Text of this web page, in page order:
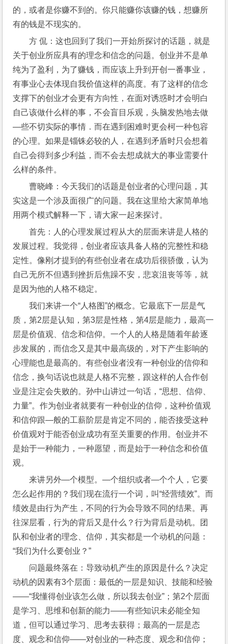
的，或者是你赚不到的。你只能赚你该赚的钱，想赚所
有的钱是不现实的。
方 侃：这也回到了我们一开始所探讨的话题，就是
关于创业所应具有的理念和信念的问题。创业并不是单
纯为了盈利，为了赚钱，而应该上升到开创一番事业，
有事业心去体现自我价值这样的高度。有了这样的信念
支撑下的创业才会更有方向性，在面对诱惑时才会明白
自己该做什么样的事，不会盲目乐观，头脑发热地去做
—些不切实际的事情．而在遇到困难时更会柯一种包容
的心理。如果是锱铢必较的人，在遇到矛盾时只会想着
自己会得到多少利益，而不会去想成就大的事业需要什
么样的条件。
曹晓峰：今天我们的话题是创业者的心理问题，其
实这是一个涉及面很广的问题。我在这里给大家简单地
用两个模式解释一下，请大家一起来探讨。
首先：人的心理发展过程从大的层面来讲是人格的
发展过程。我觉得，创业者应该具备人格的完整性和稳
定性。像刚才提到的有些创业者在成功后很骄傲，认为
自己无所不但遇到挫折后焦躁不安，悲哀沮丧等等，就
是因为他的人格不稳定。
我们来讲一个“人格图”的概念。它最底下一层是气
质，第2层是认知，第3层是性格，第4层是能力，最高一
层是价值观、信念和信仰。一个人的人格是随着年龄逐
步发展的，而信念又是其中最高级的，对下产生影响的
心理能也是最高的。有些创业者没有一种创业的信仰和
信念，换句话说也就是人格不完整，跟这样的人合作创
业是注定会失败的。孙中山讲过一句话，“思想、信仰、
力量”。作为创业者就要有一种创业的信仰，这种价值观
和信仰跟—般的工薪阶层是肯定不同的，能否接受这种
价值观对于能否创业成功有至关重要的作用。创业并不
是始于一种能力，一种愿望，而是始于一种信念和价值
观。
来讲另外—个模型。—个组织或者—个个人，它要
怎么起作用的？我们现在流行一个词，叫“经营绩效”。而
绩效是由行为产生，不同的行为会导致不同的结果。再
往深层看，行为的背后又是什么？行为背后是动机。团
队和创业者的理念、信仰，其实都是一个动机的问题：
“我们为什么要创业？”
问题最终落在：导致动机产生的原因是什么？决定
动机的因素有3个层面：最低的一层是知识、技能和经验
——“我懂得创业该怎么做，所以我去创业”；第2个层面
是学习、思维和创新的能力——有些知识未必能全知
道，但可以通过学习、思考去获得；最高的一层是态
度、观念和信仰——对创业的一种态度、观念和信仰；